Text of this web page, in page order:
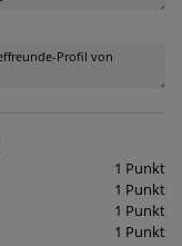
1 Punkt
1 Punkt
1 Punkt
1 Punkt